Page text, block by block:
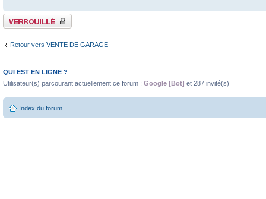
Sujet verrouillé
Retour vers VENTE DE GARAGE
QUI EST EN LIGNE ?
Utilisateur(s) parcourant actuellement ce forum : Google [Bot] et 287 invité(s)
Index du forum